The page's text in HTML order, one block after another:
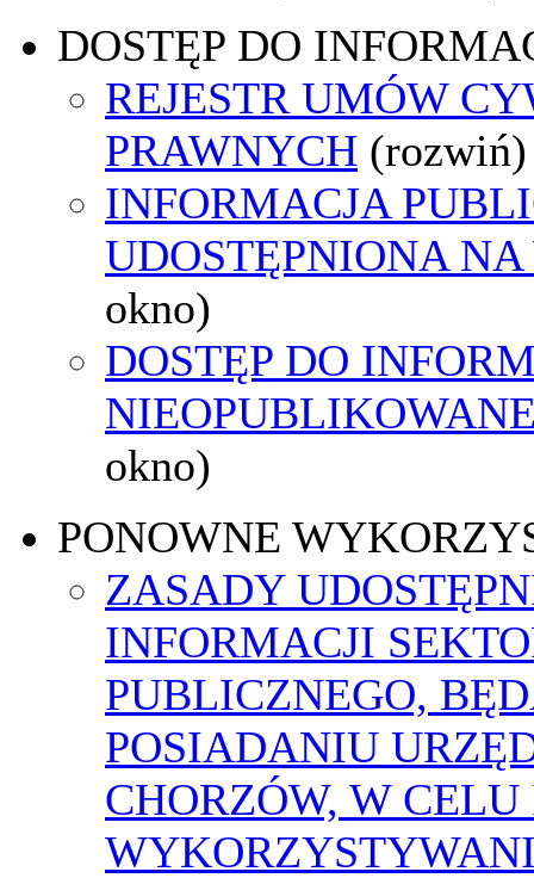
DOSTĘP DO
REJESTR UMÓW
PRAWNYCH (rozwiń)
INFORMACJA
UDOSTĘPNIONA
okno)
DOSTĘP DO
okno)
PONOWNE
ZASADY
INFORMACJI
PUBLICZNEGO,
POSIADANIU
CHORZÓW, W